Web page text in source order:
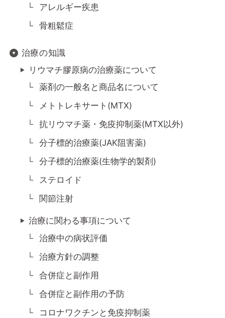
アレルギー疾患
骨粗鬆症
治療の知識
リウマチ膠原病の治療薬について
薬剤の一般名と商品名について
メトトレキサート(MTX)
抗リウマチ薬・免疫抑制薬(MTX以外)
分子標的治療薬(JAK阻害薬)
分子標的治療薬(生物学的製剤)
ステロイド
関節注射
治療に関わる事項について
治療中の病状評価
治療方針の調整
合併症と副作用
合併症と副作用の予防
コロナワクチンと免疫抑制薬